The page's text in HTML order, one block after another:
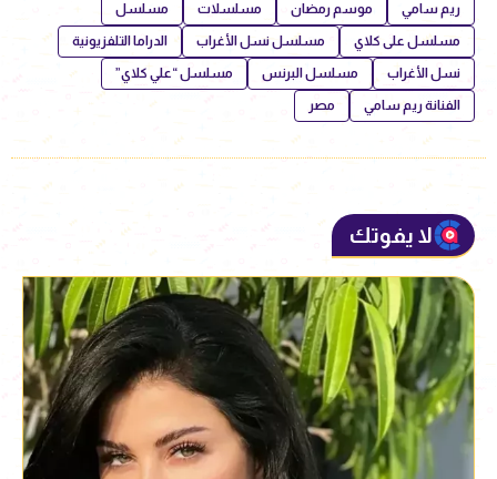
ريم سامي موسم رمضان مسلسلات مسلسل
مسلسل على كلاي مسلسل نسل الأغراب الدراما التلفزيونية
نسل الأغراب مسلسل البرنس مسلسل “علي كلاي”
الفنانة ريم سامي مصر
لا يفوتك